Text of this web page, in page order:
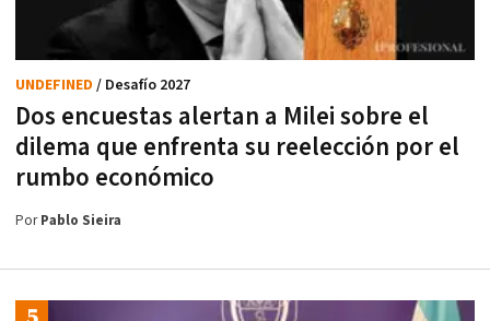
Dos encuestas alertan a Milei sobre el
dilema que enfrenta su reelección por el
rumbo económico
UNDEFINED / Desafío 2027
PorPablo Sieira